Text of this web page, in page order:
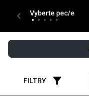
Vyberte pec/e
FILTRY